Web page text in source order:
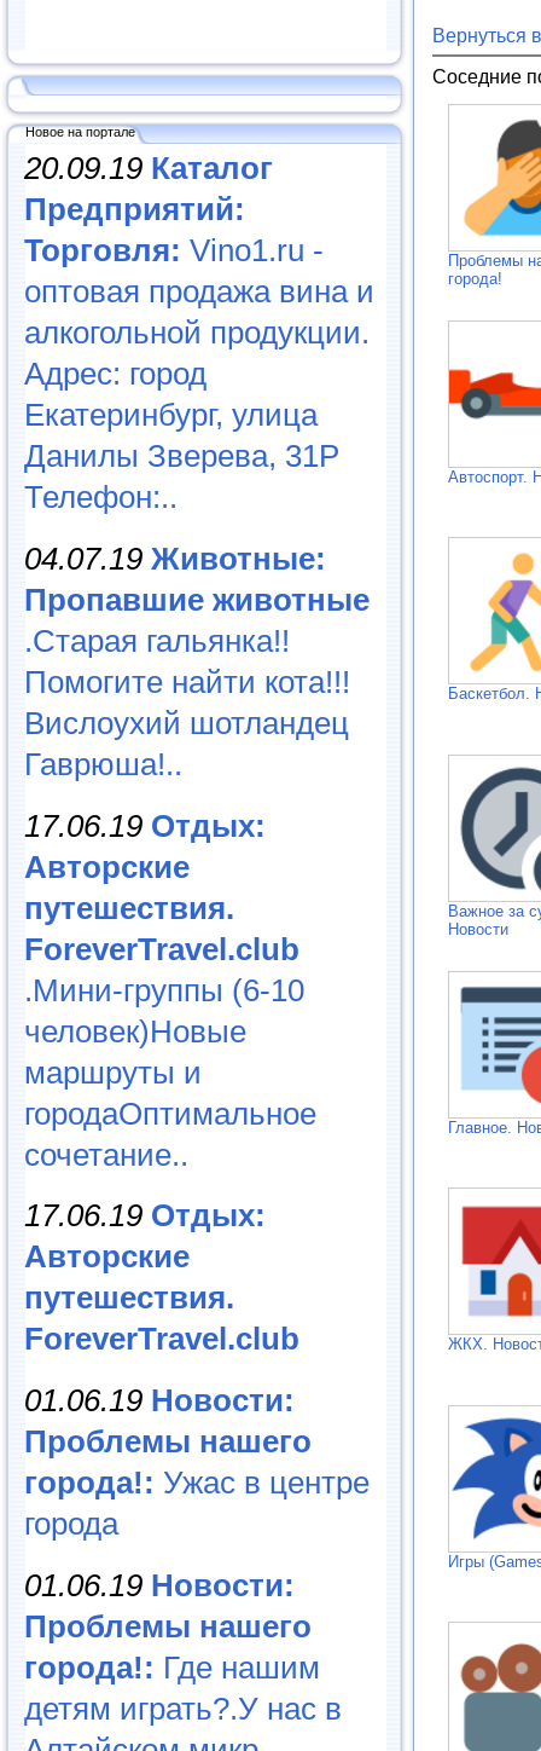
Новое на портале
20.09.19 Каталог
Предприятий:
Торговля: Vino1.ru -
оптовая продажа вина и
алкогольной продукции.
Адрес: город
Екатеринбург, улица
Данилы Зверева, 31Р
Телефон:..
04.07.19 Животные:
Пропавшие животные
.Старая гальянка!!
Помогите найти кота!!!
Вислоухий шотландец
Гаврюша!..
17.06.19 Отдых:
Авторские
путешествия.
ForeverTravel.club
.Мини-группы (6-10
человек)Новые
маршруты и
городаОптимальное
сочетание..
17.06.19 Отдых:
Авторские
путешествия.
ForeverTravel.club
01.06.19 Новости:
Проблемы нашего
города!: Ужас в центре
города
01.06.19 Новости:
Проблемы нашего
города!: Где нашим
детям играть?.У нас в
Вернуться
Соседние
Проблемы
города!
Автоспорт.
Баскетбол.
Важное за
Новости
Главное.
ЖКХ.
Игры